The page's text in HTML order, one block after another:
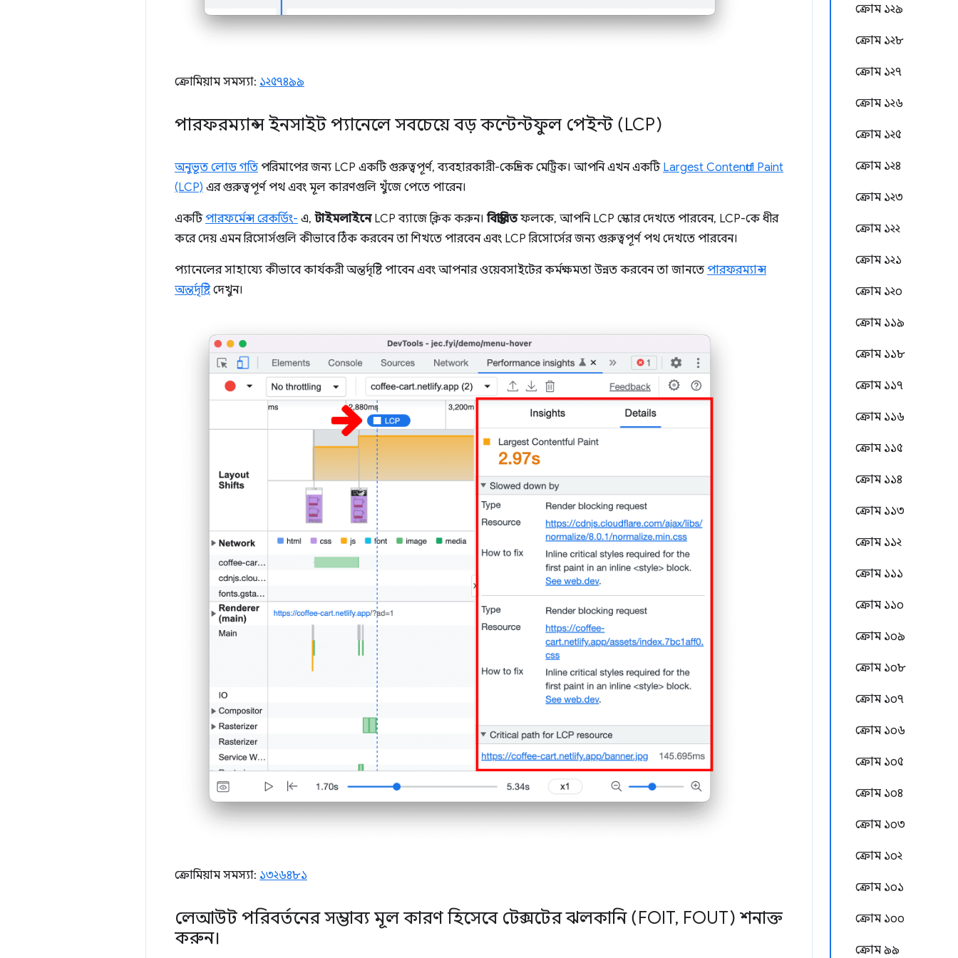
ক্রোম ১২৯
ক্রোম ১২৮
ক্রোম ১২৭
ক্রোম ১২৬
ক্রোম ১২৫
ক্রোম ১২৪
ক্রোম ১২৩
ক্রোম ১২২
ক্রোম ১২১
ক্রোম ১২০
ক্রোম ১১৯
ক্রোম ১১৮
ক্রোম ১১৭
ক্রোম ১১৬
ক্রোম ১১৫
ক্রোম ১১৪
ক্রোম ১১৩
ক্রোম ১১২
ক্রোম ১১১
ক্রোম ১১০
ক্রোম ১০৯
ক্রোম ১০৮
ক্রোম ১০৭
ক্রোম ১০৬
ক্রোম ১০৫
ক্রোম ১০৪
ক্রোম ১০৩
ক্রোম ১০২
ক্রোম ১০১
ক্রোম ১০০
ক্রোম ৯৯
ক্রোমিয়াম সমস্যা: ১২৫৭৪৯৯
পারফরম্যান্স ইনসাইট প্যানেলে সবচেয়ে বড় কন্টেন্টফুল পেইন্ট (LCP)
অনুভূত লোড গতি পরিমাপের জন্য LCP একটি গুরুত্বপূর্ণ, ব্যবহারকারী-কেন্দ্রিক মেট্রিক। আপনি এখন একটি Largest Contentful Paint
(LCP) এর গুরুত্বপূর্ণ পথ এবং মূল কারণগুলি খুঁজে পেতে পারেন।
একটিপারফর্মেন্স রেকর্ডিং- এ, টাইমলাইনেLCP ব্যাজে ক্লিক করুন।বিস্তারিতফলকে, আপনি LCP স্কোর দেখতে পারবেন, LCP-কে ধীর
করে দেয় এমন রিসোর্সগুলি কীভাবে ঠিক করবেন তা শিখতে পারবেন এবং LCP রিসোর্সের জন্য গুরুত্বপূর্ণ পথ দেখতে পারবেন।
প্যানেলের সাহায্যে কীভাবে কার্যকরী অন্তর্দৃষ্টি পাবেন এবং আপনার ওয়েবসাইটের কর্মক্ষমতা উন্নত করবেন তা জানতে পারফরম্যান্স
অন্তর্দৃষ্টিদেখুন।
ক্রোমিয়াম সমস্যা: ১৩২৬৪৮১
লেআউট পরিবর্তনের সম্ভাব্য মূল কারণ হিসেবে টেক্সটের ঝলকানি (FOIT, FOUT) শনাক্ত
করুন।